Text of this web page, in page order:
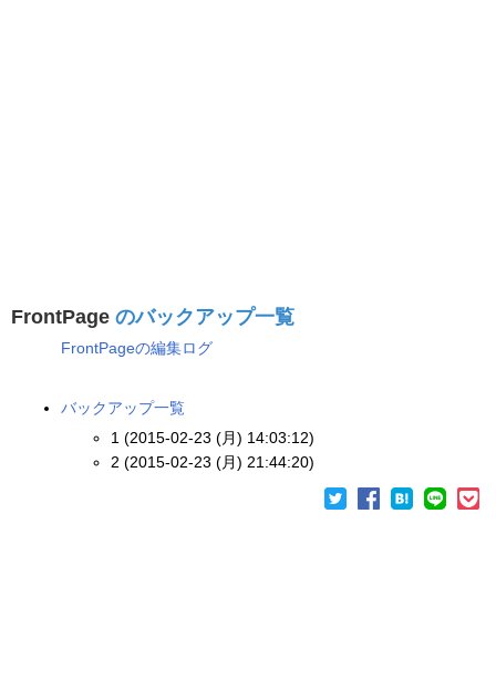
FrontPage のバックアップ一覧
FrontPageの編集ログ
バックアップ一覧
1 (2015-02-23 (月) 14:03:12)
2 (2015-02-23 (月) 21:44:20)